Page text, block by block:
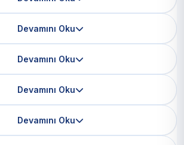
Devamını Oku
Devamını Oku
Devamını Oku
Devamını Oku